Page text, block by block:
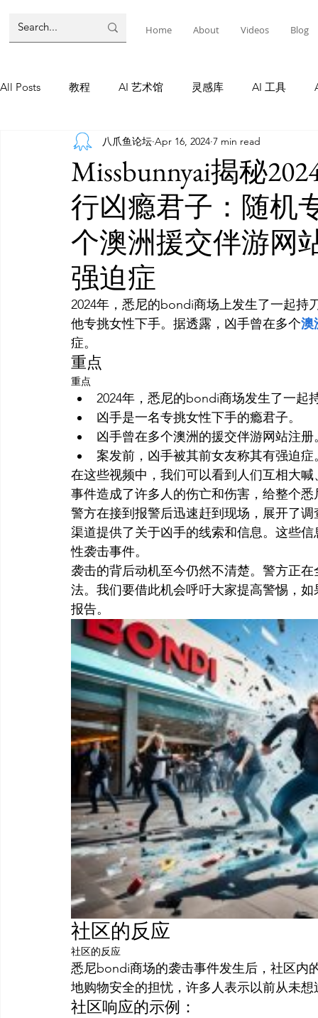
Home About Videos Blog
All Posts 教程 AI 艺术馆 灵感库 AI 工具
AI 工具 AI Tool Tutorials
灵感库 AI 新闻 灵感库 教程
Missbunnyai揭秘
行凶瘾君子：随机
个澳洲援交伴游网
强迫症
八爪鱼论坛 Apr 16, 2024 7 min read
2024年，悉尼的bondi商场上发生了一起持
他专挑女性下手。据透露，凶手曾在多个澳
症。
重点
重点
2024年，悉尼的bondi商场发生了一起
凶手是一名专挑女性下手的瘾君子。
凶手曾在多个澳洲的援交伴游网站注册
案发前，凶手被其前女友称其有强迫症
在这些视频中，我们可以看到人们互相大
事件造成了许多人的伤亡和伤害，给整个
警方在接到报警后迅速赶到现场，展开了
渠道提供了关于凶手的线索和信息。这些
性袭击事件。
袭击的背后动机至今仍然不清楚。警方正
法。我们要借此机会呼吁大家提高警惕，
报告。
社区的反应
社区的反应
悉尼bondi商场的袭击事件发生后，社区内
地购物安全的担忧，许多人表示以前从未
社区响应的示例：